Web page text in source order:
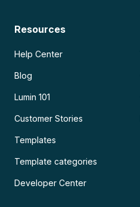
Resources
Help Center
Blog
Lumin 101
Customer Stories
Templates
Template categories
Developer Center